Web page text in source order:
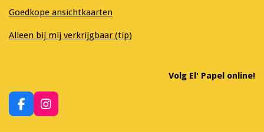
Goedkope ansichtkaarten
Alleen bij mij verkrijgbaar (tip)
Volg El' Papel online!
F
a
I
n